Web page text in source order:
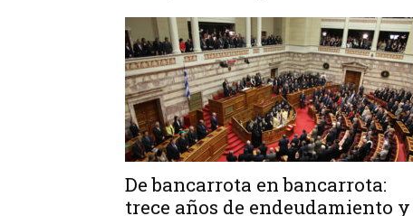
De bancarrota en bancarrota:
trece años de endeudamiento y